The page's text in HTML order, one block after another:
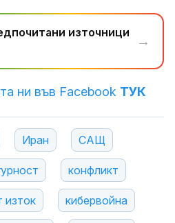
източници
→
ни във Facebook ТУК
Иран САЩ
конфликт
изток кибервойна